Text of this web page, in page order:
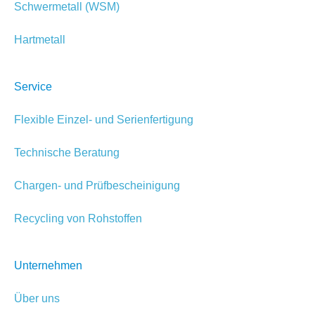
Schwermetall (WSM)
Hartmetall
Service
Flexible Einzel- und Serienfertigung
Technische Beratung
Chargen- und Prüfbescheinigung
Recycling von Rohstoffen
Unternehmen
Über uns